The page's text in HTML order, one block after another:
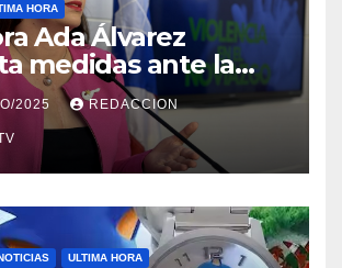
HORA
Ada Álvarez
medidas ante la
en el noviazgo
2025 REDACCION
ULTIMA HORA